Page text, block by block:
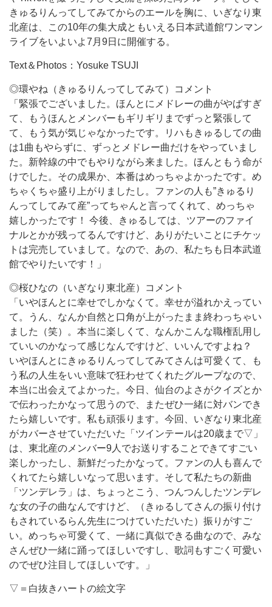
きゅるりんってしてみてからのエールを胸に、いぎなり東
北産は、この10年の集大成ともいえる日本武道館ワンマン
ライブをいよいよ7月9日に開催する。
Text＆Photos：Yosuke TSUJI
◎環やね（きゅるりんってしてみて）コメント
「緊張でございました。ほんとにメドレーの曲がやばすぎ
て、もうほんとメンバーもギリギリまでずっと緊張して
て、もう気が気じゃなかったです。リハもきゅるしての曲
は1曲もやらずに、ずっとメドレー曲だけをやっていまし
た。新幹線の中でもやりながら来ました。ほんともう命が
けでした。その成果か、本番はめっちゃよかったです。め
ちゃくちゃ盛り上がりましたし。ファンの人も”きゅるり
んってしてみて産”ってちゃんと言ってくれて、めっちゃ
嬉しかったです！ 今後、きゅるしては、ツアーのファイ
ナルとかが残ってるんですけど、ありがたいことにチケッ
トは完売していまして。なので、あの、私たちも日本武道
館でやりたいです！」
◎桜ひなの（いぎなり東北産）コメント
「いやほんとに幸せでしかなくて。幸せが溢れかえってい
て。うん、なんか自然と口角が上がったまま終わっちゃい
ました（笑）。本当に楽しくて、なんかこんな職権乱用し
ていいのかなって感じなんですけど、いいんですよね？
いやほんとにきゅるりんってしてみてさんは可愛くて、も
う私の人生をいい意味で狂わせてくれたグループなので、
本当に出会えてよかった。今日、仙台のよさがクイズとか
で伝わったかなって思うので、またぜひ一緒に対バンでき
たら嬉しいです。私も頑張ります。今回、いぎなり東北産
がカバーさせていただいた「ツインテールは20歳まで▽」
は、東北産のメンバー9人でお送りすることできてすごい
楽しかったし、新鮮だったかなって。ファンの人も喜んで
くれてたら嬉しいなって思います。そして私たちの新曲
「ツンデレラ」は、ちょっとこう、つんつんしたツンデレ
な女の子の曲なんですけど、（きゅるしてさんの振り付け
もされているらん先生につけていただいた）振りがすご
い。めっちゃ可愛くて、一緒に真似できる曲なので、みな
さんぜひ一緒に踊ってほしいですし、歌詞もすごく可愛い
のでぜひ注目してほしいです。」
▽＝白抜きハートの絵文字